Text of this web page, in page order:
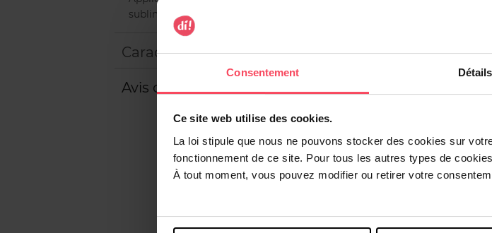
Consentement Détails
Ce site web utilise des cookies.
La loi stipule que nous ne pouvons stocker des cookies sur
fonctionnement de ce site. Pour tous les autres types de
À tout moment, vous pouvez modifier ou retirer votre
sublimer vos traits naturels.
Caractéristiques
Avis client
Vous